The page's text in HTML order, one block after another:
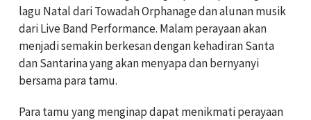
lagu Natal dari Towadah Orphanage dan alunan musik
dari Live Band Performance. Malam perayaan akan
menjadi semakin berkesan dengan kehadiran Santa
dan Santarina yang akan menyapa dan bernyanyi
bersama para tamu.
Para tamu yang menginap dapat menikmati perayaan